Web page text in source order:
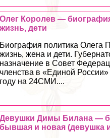
Олег Королев —
жизнь, дети
Биография политика Олега
жизнь, жена и дети.
назначение в Совет
члeнства в «Единой России»
году на 24СМИ....
Девушки Димы Билана —
бывшая и новая (дeвyшка